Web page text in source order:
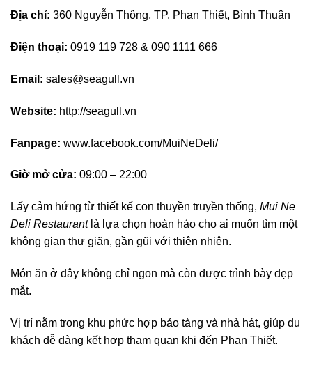
Địa chỉ: 360 Nguyễn Thông, TP. Phan Thiết, Bình Thuận
Điện thoại: 0919 119 728 & 090 1111 666
Email: sales@seagull.vn
Website: http://seagull.vn
Fanpage: www.facebook.com/MuiNeDeli/
Giờ mở cửa: 09:00 – 22:00
Lấy cảm hứng từ thiết kế con thuyền truyền thống, Mui Ne
Deli Restaurantlà lựa chọn hoàn hảo cho ai muốn tìm một
không gian thư giãn, gần gũi với thiên nhiên.
Món ăn ở đây không chỉ ngon mà còn được trình bày đẹp
mắt.
Vị trí nằm trong khu phức hợp bảo tàng và nhà hát, giúp du
khách dễ dàng kết hợp tham quan khi đến Phan Thiết.